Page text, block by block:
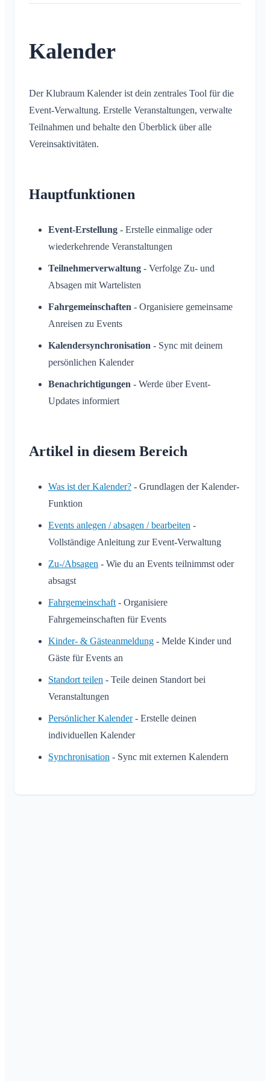
Synchronisation
Was ist eine Konversation?
Private Konversation
Nachricht löschen
Allgemein
Benachrichtigungsprofile
Area erstellen
Area verlassen
Mehrere Klubräume
Klubraum Verlassen
Ausloggen
Name ändern
E-Mail ändern
Profilbild ändern
Hintergrund anpassen
App-Zugriffsberechtigungen
Account schließen
Administration
Sonstiges
Unterstützte Browser
Feedback
Use Cases
Kalender
Der Klubraum Kalender ist dein zentrales Tool für die
Event-Verwaltung. Erstelle Veranstaltungen, verwalte
Teilnahmen und behalte den Überblick über alle
Vereinsaktivitäten.
Hauptfunktionen
Event-Erstellung - Erstelle einmalige oder
wiederkehrende Veranstaltungen
Teilnehmerverwaltung - Verfolge Zu- und
Absagen mit Wartelisten
Fahrgemeinschaften - Organisiere gemeinsame
Anreisen zu Events
Kalendersynchronisation - Sync mit deinem
persönlichen Kalender
Benachrichtigungen - Werde über Event-
Updates informiert
Artikel in diesem Bereich
Was ist der Kalender? - Grundlagen der Kalender-
Funktion
Events anlegen / absagen / bearbeiten -
Vollständige Anleitung zur Event-Verwaltung
Zu-/Absagen - Wie du an Events teilnimmst oder
absagst
Fahrgemeinschaft- Organisiere
Fahrgemeinschaften für Events
Kinder- & Gästeanmeldung - Melde Kinder und
Gäste für Events an
Standort teilen - Teile deinen Standort bei
Veranstaltungen
Persönlicher Kalender- Erstelle deinen
individuellen Kalender
Synchronisation - Sync mit externen Kalendern